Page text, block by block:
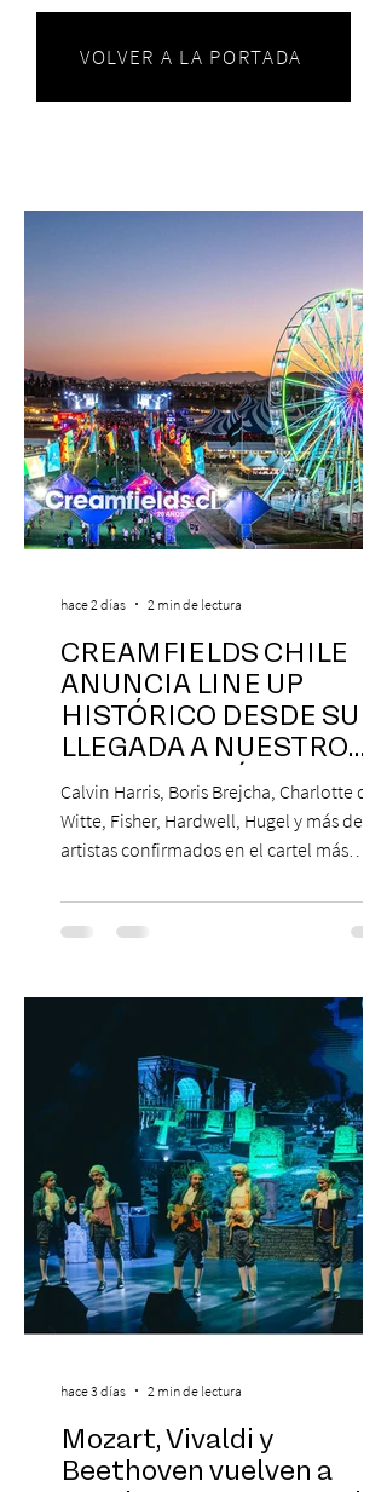
VOLVER A LA PORTADA
CREAMFIELDS CHILE
ANUNCIA LINE UP
HISTÓRICO DESDE SU
LLEGADA A NUESTRO
NUESTRO PAÍS
Calvin Harris, Boris Brejcha, Charlotte de
Witte, Fisher, Hardwell, Hugel y más de 85
artistas confirmados en el cartel más
Chile. 14 y 15 de noviembre de 2026, Club
Hípico de Santiago. Últimos Weekend
con venta a través de Puntoticket.com
Creamfields Chile, el festival de música
electrónica más importante del país,
revela oficialmente el Lineup de su edición
2026. Calvin Harris, Boris Bre
hace 2 días 2 min de lectura
Mozart, Vivaldi y
Beethoven vuelven a
hace 3 días 2 min de lectura